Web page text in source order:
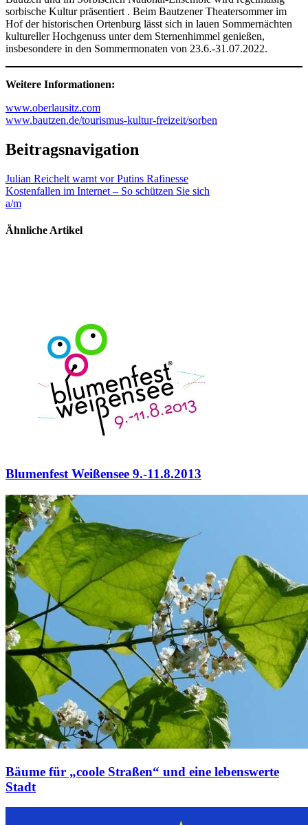
sorbische Kultur präsentiert . Beim Bautzener Theatersommer im
Hof der historischen Ortenburg lässt sich in lauen Sommernächten
kultureller Hochgenuss unter dem Sternenhimmel genießen,
insbesondere in den Sommermonaten von 23.6.-31.07.2022.
Weitere Informationen:
www.oberlausitz.com
www.bautzen.de/tourismus-kultur-freizeit/sorben
Beitragsnavigation
Julian Reichelt warnt vor Putins Rafinesse
Kostenfallen im Internet – So schützen Sie sich
a/m
Ähnliche Artikel
Blumenfest Weißensee 9.-11.8.2013
Bäume für „coole Straßen“ und eine lebenswerte
Stadt